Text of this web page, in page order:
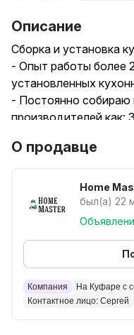
Описание
Сборка и установка
- Опыт работы более
установленных
- Постоянно собираю
производителей как:
Нёман Мебель и
холодильники,
стиральные машины,
- Монтаж подсветки
- Врезка и монтаж
- Электронный чек
Внимание!
О продавце
Home
был(а) 22
Компания
На Куфаре с
Контактное лицо: Сергей